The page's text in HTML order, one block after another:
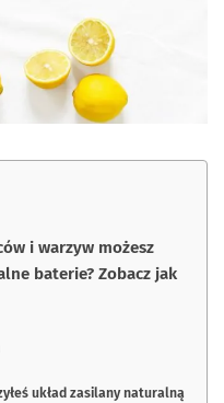
i warzyw możesz
baterie? Zobacz jak
układ zasilany naturalną